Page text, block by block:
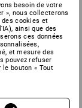
besoin de votre
», nous collecterons
cookies et
ainsi que des
ces données
et mesure des
pouvez refuser
bouton « Tout